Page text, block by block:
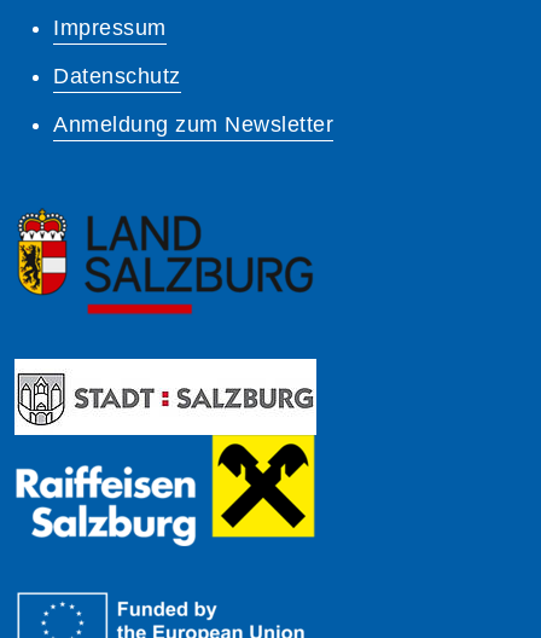
Impressum
Datenschutz
Anmeldung zum Newsletter